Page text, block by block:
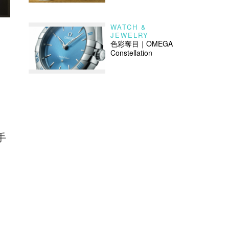
Ambush
WATCH &
JEWELRY
色彩奪目｜OMEGA
Constellation